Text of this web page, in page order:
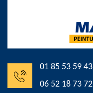
01 85 53 59 43
06 52 18 73 72